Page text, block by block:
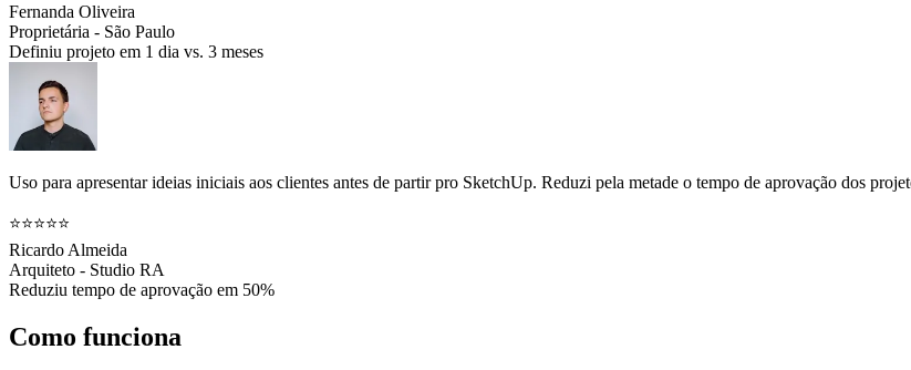
Fernanda Oliveira
Proprietária - São Paulo
Definiu projeto em 1 dia vs. 3 meses
Uso para apresentar ideias iniciais aos clientes antes de partir pro SketchUp. Reduzi pela metade o tempo de aprovação dos
⭐⭐⭐⭐⭐
Ricardo Almeida
Arquiteto - Studio RA
Reduziu tempo de aprovação em 50%
Como funciona